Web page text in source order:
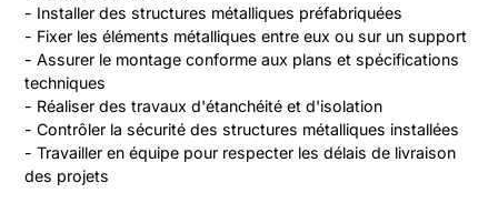
- Installer des structures métalliques préfabriquées
- Fixer les éléments métalliques entre eux ou sur un support
- Assurer le montage conforme aux plans et spécifications
techniques
- Réaliser des travaux d'étanchéité et d'isolation
- Contrôler la sécurité des structures métalliques installées
- Travailler en équipe pour respecter les délais de livraison
des projets